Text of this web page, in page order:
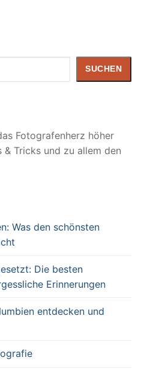
SUCHEN
Fotografenherz höher
Tricks und zu allem den
Was den schönsten
Die besten
Erinnerungen
entdecken und